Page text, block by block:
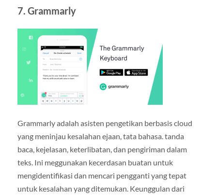
7. Grammarly
Grammarly adalah asisten pengetikan berbasis cloud
yang meninjau kesalahan ejaan, tata bahasa. tanda
baca, kejelasan, keterlibatan, dan pengiriman dalam
teks. Ini meggunakan kecerdasan buatan untuk
mengidentifikasi dan mencari pengganti yang tepat
untuk kesalahan yang ditemukan. Keunggulan dari